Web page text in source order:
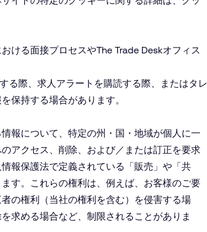
ける面接プロセスやThe Trade Deskオフィス
る際、求人アラートを購読する際、またはタレ
保持する場合があります。
報について、特定の州・国・地域が個人に一
アクセス、削除、および／または訂正を要求
報保護法で定義されている「販売」や「共
す。これらの権利は、例えば、お客様のご要
の権利（当社の権利を含む）を侵害する場
求める場合など、制限されることがありま